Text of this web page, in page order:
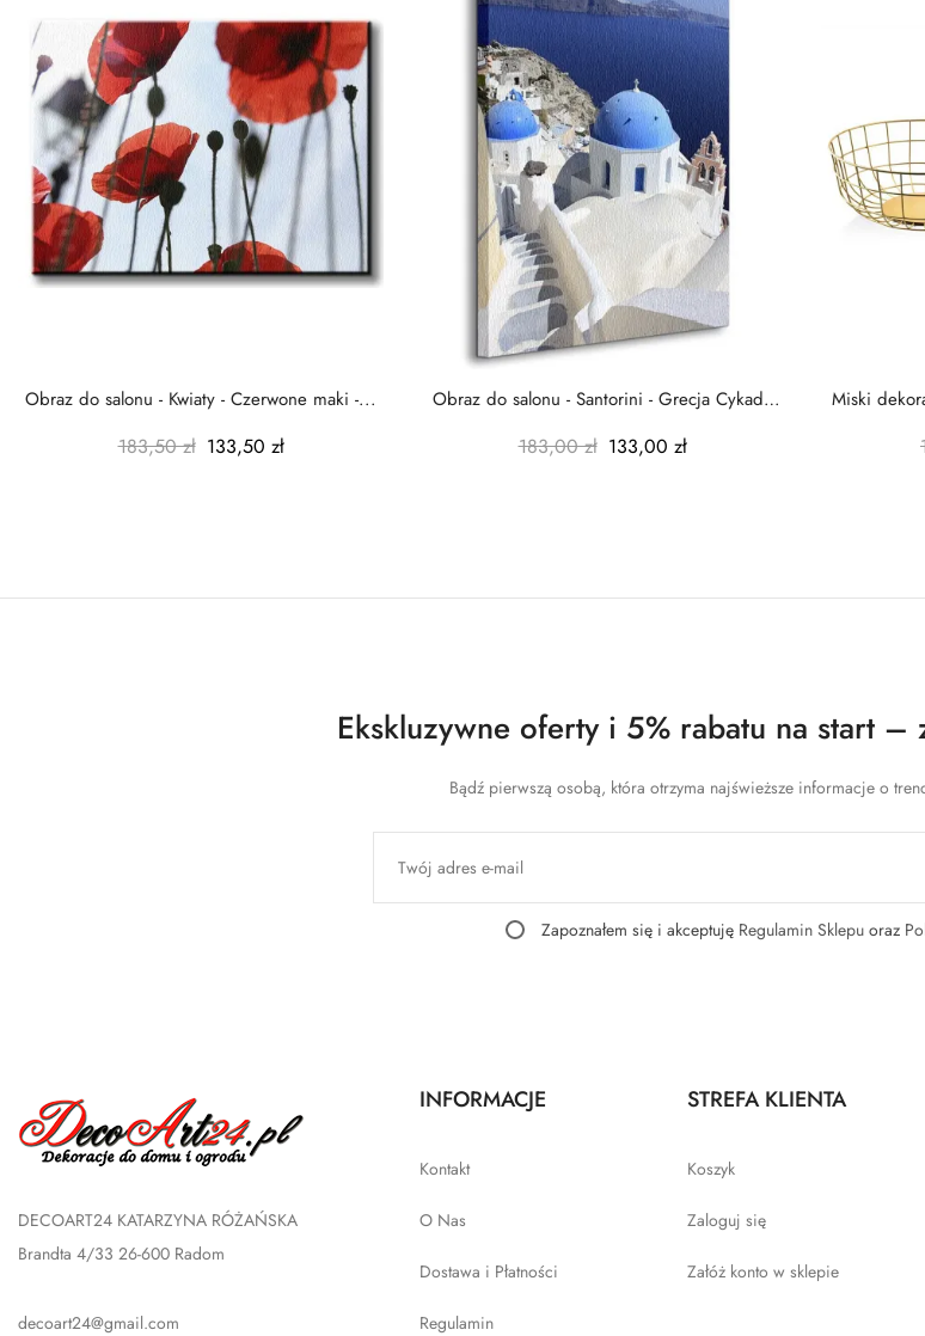
Obraz do salonu - Kwiaty - Czerwone maki -...
183,50 zł 133,50 zł
Obraz do salonu - Santorini - Grecja Cykady
183,00 zł 133,00 zł
Miski
Ekskluzywne oferty i 5% rabatu na start –
Bądź pierwszą osobą, która otrzyma najświeższe informacje o
Zapoznałem się i akceptuję Regulamin Sklepuoraz
DECOART24 KATARZYNA RÓŻAŃSKA
Brandta 4/33 26-600 Radom
decoart24@gmail.com
INFORMACJE
Kontakt
O Nas
Dostawa i Płatności
Regulamin
STREFA KLIENTA
Koszyk
Zaloguj się
Załóż konto w sklepie